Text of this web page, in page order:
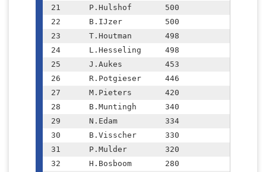
21	P.Hulshof	500
22	B.IJzer		500
23	T.Houtman	498
24	L.Hesseling	498
25	J.Aukes		453
26	R.Potgieser 	446
27	M.Pieters	420
28	B.Muntingh	340
29	N.Edam		334
30	B.Visscher	330
31	P.Mulder	320
32	H.Bosboom	280